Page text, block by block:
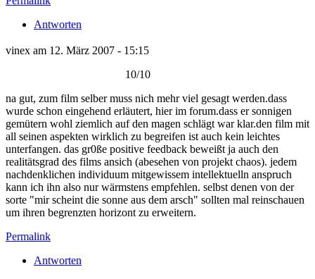
Antworten
vinex am 12. März 2007 - 15:15
10/10
na gut, zum film selber muss nich mehr viel gesagt werden.dass
wurde schon eingehend erläutert, hier im forum.dass er sonnigen
gemütern wohl ziemlich auf den magen schlägt war klar.den film mit
all seinen aspekten wirklich zu begreifen ist auch kein leichtes
unterfangen. das gr0ße positive feedback beweißt ja auch den
realitätsgrad des films ansich (abesehen von projekt chaos). jedem
nachdenklichen individuum mitgewissem intellektuelln anspruch
kann ich ihn also nur wärmstens empfehlen. selbst denen von der
sorte "mir scheint die sonne aus dem arsch" sollten mal reinschauen
um ihren begrenzten horizont zu erweitern.
Permalink
Antworten